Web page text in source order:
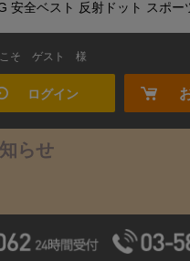
安全ベスト 反射ドット スポー
そ ゲスト 様
ログイン
らせ